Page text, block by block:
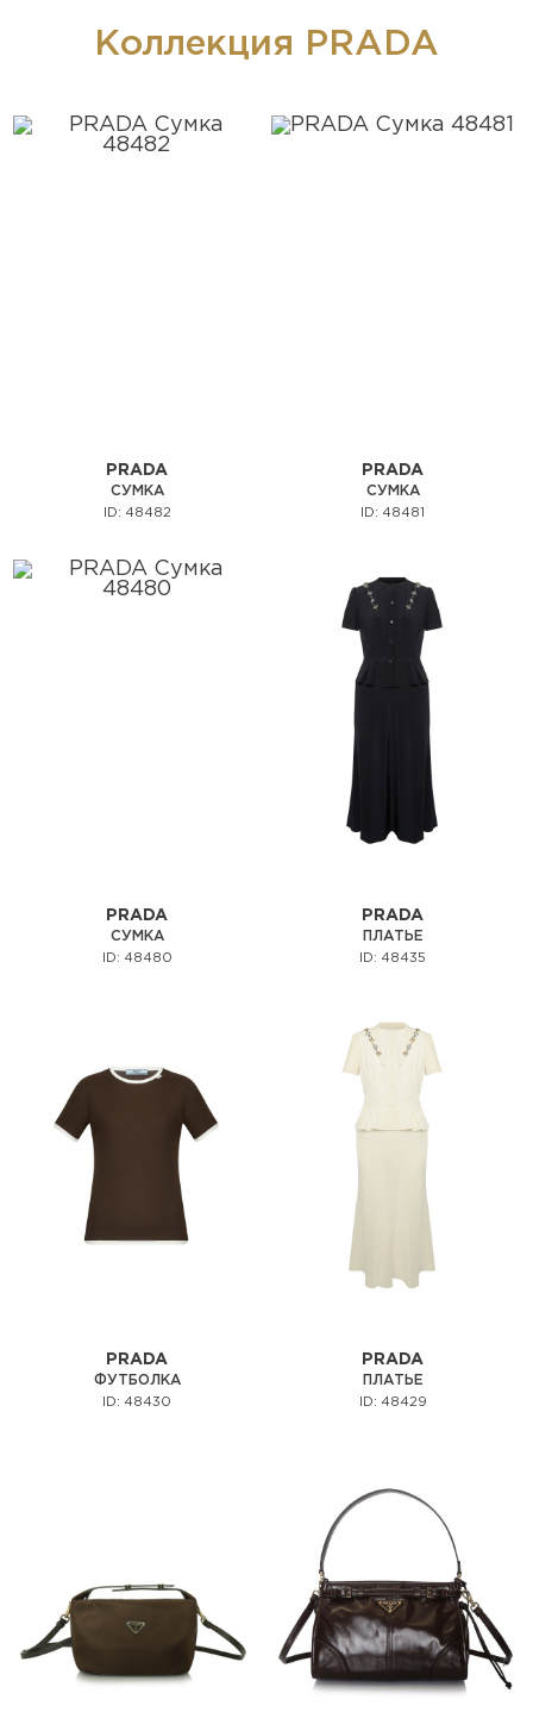
Коллекция PRADA
PRADA
СУМКА
ID: 48482
PRADA
СУМКА
ID: 48481
PRADA
СУМКА
ID: 48480
PRADA
ПЛАТЬЕ
ID: 48435
PRADA
ФУТБОЛКА
ID: 48430
PRADA
ПЛАТЬЕ
ID: 48429